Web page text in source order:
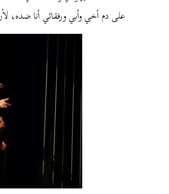
على دم أخي وأبي ورفقائي أنا